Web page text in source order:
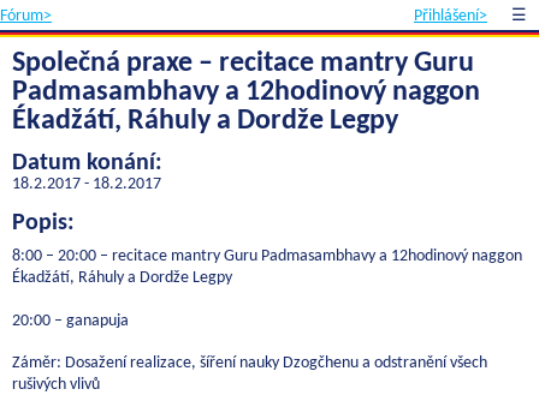
Fórum> Přihlášení> ☰
Společná praxe – recitace mantry Guru
Padmasambhavy a 12hodinový naggon
Ékadžátí, Ráhuly a Dordže Legpy
Datum konání:
18.2.2017 - 18.2.2017
Popis:
8:00 – 20:00 – recitace mantry Guru Padmasambhavy a 12hodinový naggon
Ékadžátí, Ráhuly a Dordže Legpy
20:00 – ganapuja
Záměr: Dosažení realizace, šíření nauky Dzogčhenu a odstranění všech
rušivých vlivů